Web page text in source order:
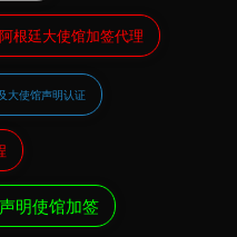
根廷大使馆加签代理
大使馆声明认证
明使馆加签